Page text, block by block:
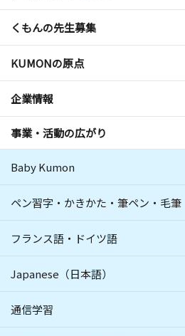
くもんの先生募集
KUMONの原点
企業情報
事業・活動の広がり
Baby Kumon
ペン習字・かきかた・筆ペン・毛筆
フランス語・ドイツ語
Japanese（日本語）
通信学習